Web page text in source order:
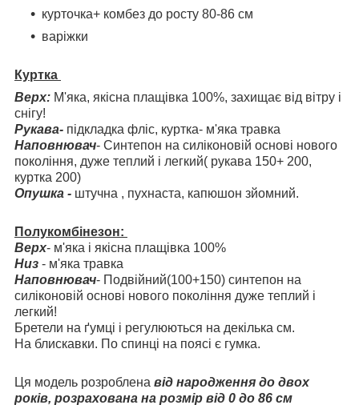
курточка+ комбез до росту 80-86 см
варіжки
Куртка
Верх: М'яка, якісна плащівка 100%, захищає від вітру і
снігу!
Рукава- підкладка фліс, куртка- м'яка травка
Наповнювач- Синтепон на силіконовій основі нового
покоління, дуже теплий і легкий( рукава 150+ 200,
куртка 200)
Опушка - штучна , пухнаста, капюшон зйомний.
Полукомбінезон:
Верх- м'яка і якісна плащівка 100%
Низ - м'яка травка
Наповнювач- Подвійний(100+150) синтепон на
силіконовій основі нового покоління дуже теплий і
легкий!
Бретели на ґумці і регулюються на декілька см.
На блискавки. По спинці на поясі є гумка.
Ця модель розроблена від народження до двох
років, розрахована на розмір від 0 до 86 см